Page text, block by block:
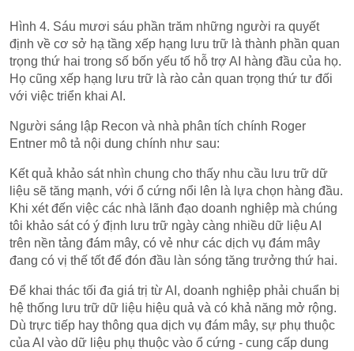
Hình 4. Sáu mươi sáu phần trăm những người ra quyết
định về cơ sở hạ tầng xếp hạng lưu trữ là thành phần quan
trọng thứ hai trong số bốn yếu tố hỗ trợ AI hàng đầu của họ.
Họ cũng xếp hạng lưu trữ là rào cản quan trọng thứ tư đối
với việc triển khai AI.
Người sáng lập Recon và nhà phân tích chính Roger
Entner mô tả nội dung chính như sau:
Kết quả khảo sát nhìn chung cho thấy nhu cầu lưu trữ dữ
liệu sẽ tăng mạnh, với ổ cứng nổi lên là lựa chọn hàng đầu.
Khi xét đến việc các nhà lãnh đạo doanh nghiệp mà chúng
tôi khảo sát có ý định lưu trữ ngày càng nhiều dữ liệu AI
trên nền tảng đám mây, có vẻ như các dịch vụ đám mây
đang có vị thế tốt để đón đầu làn sóng tăng trưởng thứ hai.
Để khai thác tối đa giá trị từ AI, doanh nghiệp phải chuẩn bị
hệ thống lưu trữ dữ liệu hiệu quả và có khả năng mở rộng.
Dù trực tiếp hay thông qua dịch vụ đám mây, sự phụ thuộc
của AI vào dữ liệu phụ thuộc vào ổ cứng - cung cấp dung